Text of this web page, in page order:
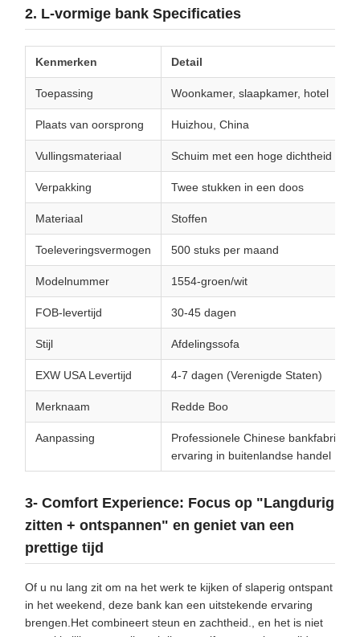
2. L-vormige bank Specificaties
Kenmerken Detail
Toepassing Woonkamer, slaapkamer, hotel
Plaats van oorsprong Huizhou, China
Vullingsmateriaal Schuim met een hoge dichtheid
Verpakking Twee stukken in een doos
Materiaal Stoffen
Toeleveringsvermogen 500 stuks per maand
Modelnummer 1554-groen/wit
FOB-levertijd 30-45 dagen
Stijl Afdelingssofa
EXW USA Levertijd 4-7 dagen (Verenigde Staten)
Merknaam Redde Boo
Aanpassing
Professionele Chinese bankfabriek
ervaring in buitenlandse handel
3- Comfort Experience: Focus op "Langdurig
zitten + ontspannen" en geniet van een
prettige tijd
Of u nu lang zit om na het werk te kijken of slaperig ontspant
in het weekend, deze bank kan een uitstekende ervaring
brengen.Het combineert steun en zachtheid., en het is niet